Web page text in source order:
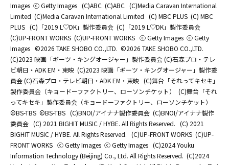
Images ⓒ Getty Images (C)ABC (C)ABC (C)Media Caravan International
Limited (C)Media Caravan International Limited (C) MBC PLUS (C) MBC
PLUS (C)「2019 L♡DK」製作委員会 (C)「2019 L♡DK」製作委員会
(C)UP-FRONT WORKS (C)UP-FRONT WORKS ⓒ Getty Images ⓒ Getty
Images ©2026 TAKE SHOBO CO.,LTD. ©2026 TAKE SHOBO CO.,LTD.
(C)2023 映画「ギーツ・キングオージャー」製作委員会 (C)石森プロ・テレ
ビ朝日・ADK EM・東映 (C)2023 映画「ギーツ・キングオージャー」製作委
員会 (C)石森プロ・テレビ朝日・ADK EM・東映 (C)舞台「それってキセキ」
製作委員会（キョードーファクトリー、ローソンチケット）
(C)舞台「それ
ってキセキ」製作委員会（キョードーファクトリー、ローソンチケット）
©BS-TBS ©BS-TBS (C)BNOI/アイナナ製作委員会 (C)BNOI/アイナナ製作
委員会 (C) 2021 BIGHIT MUSIC / HYBE. All Rights Reserved. (C) 2021
BIGHIT MUSIC / HYBE. All Rights Reserved. (C)UP-FRONT WORKS (C)UP-
FRONT WORKS ⓒ Getty Images ⓒ Getty Images (C)2024 Youku
Information Technology (Beijing) Co., Ltd. All Rights Reserved. (C)2024